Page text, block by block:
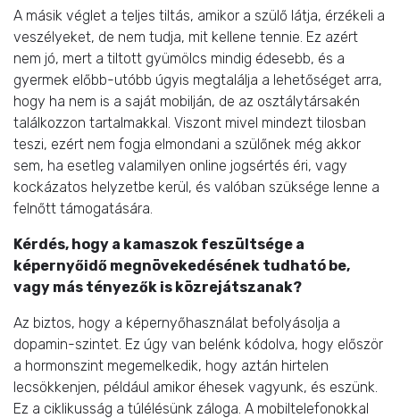
A másik véglet a teljes tiltás, amikor a szülő látja, érzékeli a
veszélyeket, de nem tudja, mit kellene tennie. Ez azért
nem jó, mert a tiltott gyümölcs mindig édesebb, és a
gyermek előbb-utóbb úgyis megtalálja a lehetőséget arra,
hogy ha nem is a saját mobilján, de az osztálytársakén
találkozzon tartalmakkal. Viszont mivel mindezt tilosban
teszi, ezért nem fogja elmondani a szülőnek még akkor
sem, ha esetleg valamilyen online jogsértés éri, vagy
kockázatos helyzetbe kerül, és valóban szüksége lenne a
felnőtt támogatására.
Kérdés, hogy a kamaszok feszültsége a
képernyőidő megnövekedésének tudható be,
vagy más tényezők is közrejátszanak?
Az biztos, hogy a képernyőhasználat befolyásolja a
dopamin-szintet. Ez úgy van belénk kódolva, hogy először
a hormonszint megemelkedik, hogy aztán hirtelen
lecsökkenjen, például amikor éhesek vagyunk, és eszünk.
Ez a ciklikusság a túlélésünk záloga. A mobiltelefonokkal